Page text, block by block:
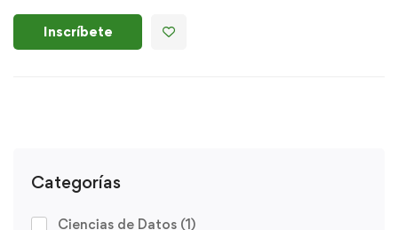
Categorías
Ciencias de Datos (1)
Inscríbete